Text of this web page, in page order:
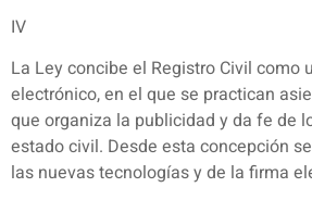
IV
La Ley concibe el Registro Civil como
electrónico, en el que se practican
que organiza la publicidad y da fe de
estado civil. Desde esta concepción
las nuevas tecnologías y de la firma